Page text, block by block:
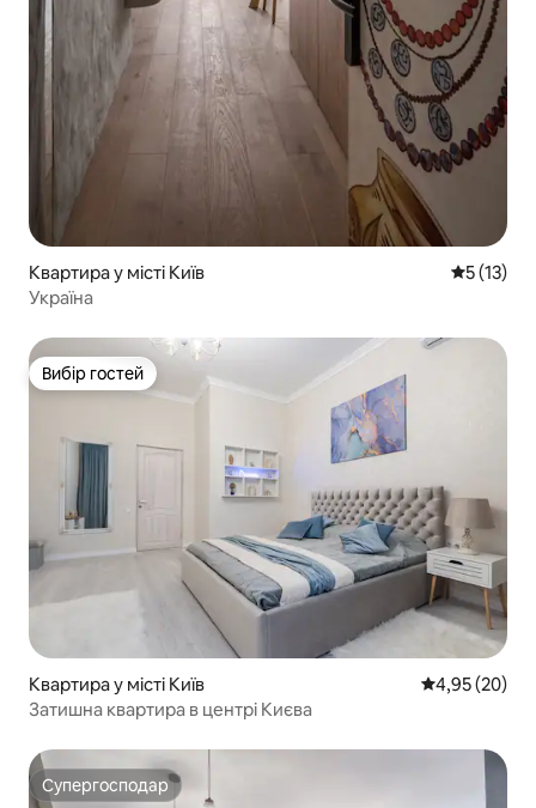
Квартира у місті Київ Середня
5 (13)
Україна
Вибір гостей
Вибір гостей
Квартира у місті Київ Середня
4,95 (20)
Затишна квартира в центрі Києва
Супергосподар
Супергосподар